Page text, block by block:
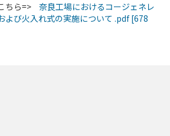
ちら=>
奈良工場におけるコージェネレ
よび火入れ式の実施について .pdf [678